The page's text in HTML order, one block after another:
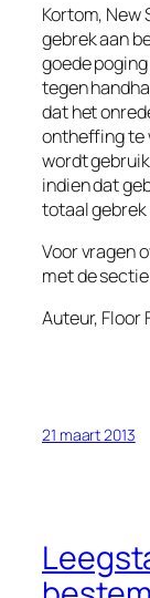
Kortom, New
gebrek aan
goede
tegen
dat het
ontheffing te
wordt
indien dat
totaal gebrek
Voor vragen
met de
Auteur, Floor
21 maart 2013